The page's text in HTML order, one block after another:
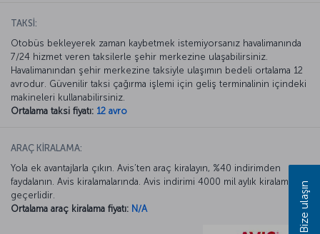
TAKSİ:
Otobüs bekleyerek zaman kaybetmek istemiyorsanız havalimanında
7/24 hizmet veren taksilerle şehir merkezine ulaşabilirsiniz.
Havalimanından şehir merkezine taksiyle ulaşımın bedeli ortalama 12
avrodur. Güvenilir taksi çağırma işlemi için geliş terminalinin içindeki
makineleri kullanabilirsiniz.
Ortalama taksi fiyatı: 12 avro
ARAÇ KİRALAMA:
Yola ek avantajlarla çıkın. Avis’ten araç kiralayın, %40 indirimden
faydalanın. Avis kiralamalarında. Avis indirimi 4000 mil aylık kiralamada
geçerlidir.
Ortalama araç kiralama fiyatı: N/A Bize ulaşın